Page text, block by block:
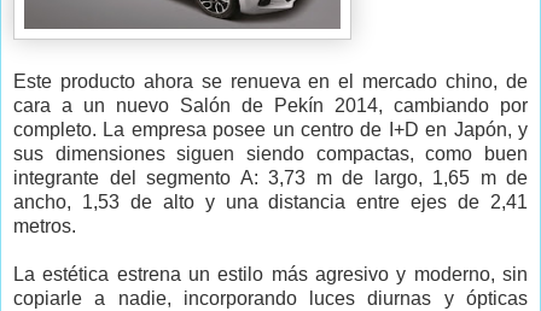
Este producto ahora se renueva en el mercado chino, de
cara a un nuevo Salón de Pekín 2014, cambiando por
completo. La empresa posee un centro de I+D en Japón, y
sus dimensiones siguen siendo compactas, como buen
integrante del segmento A: 3,73 m de largo, 1,65 m de
ancho, 1,53 de alto y una distancia entre ejes de 2,41
metros.
La estética estrena un estilo más agresivo y moderno, sin
copiarle a nadie, incorporando luces diurnas y ópticas